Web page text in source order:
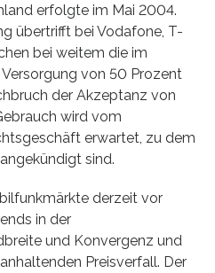
erfolgte im Mai 2004.
übertrifft bei Vodafone, T-
bei weitem die im
von 50 Prozent
der Akzeptanz von
wird vom
erwartet, zu dem
sind.
derzeit vor
in der
und Konvergenz und
Preisverfall. Der